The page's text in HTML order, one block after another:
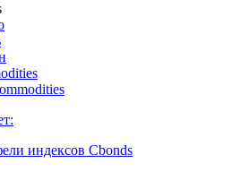
индексов Cbonds